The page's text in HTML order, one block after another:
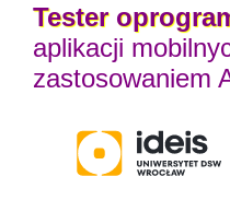
Tester
aplikacji
zastosowaniem